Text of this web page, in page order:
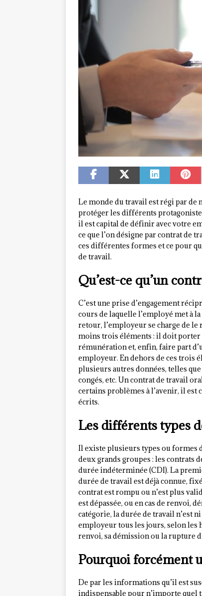
Le monde du travail est régi par de
protéger les différents
il est capital de définir avec votre
ce que l’on désigne par contrat de
ces différentes formes et ce pour
de travail.
Qu’est-ce qu’un
C’est une prise d’engagement
cours de laquelle l’employé met à
retour, l’employeur se charge de
moins trois éléments : il doit
rémunération et, enfin, faire part
employeur. En dehors de ces trois
plusieurs autres données, telles
congés, etc. Un contrat de travail
certains problèmes à l’avenir, il
écrits.
Les différents types
Il existe plusieurs types ou formes
deux grands groupes : les contrats
durée indéterminée (CDI). La
durée de travail est déjà connue,
contrat est rompu ou n’est plus
est dépassée, ou en cas de renvoi,
catégorie, la durée de travail n’est
employeur tous les jours, selon les
renvoi, sa démission ou la rupture
Pourquoi forcément
De par les informations qu’il est
indispensable pour n’importe quel